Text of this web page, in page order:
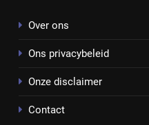
Over ons
Ons privacybeleid
Onze disclaimer
Contact